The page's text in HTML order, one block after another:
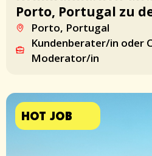
Porto, Portugal zu
Porto, Portugal
Kundenberater/in oder
Moderator/in
HOT JOB